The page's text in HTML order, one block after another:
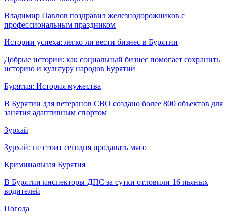
Владимир Павлов поздравил железнодорожников с
профессиональным праздником
Истории успеха: легко ли вести бизнес в Бурятии
Добрые истории: как социальный бизнес помогает сохранить
историю и культуру народов Бурятии
Бурятия: История мужества
В Бурятии для ветеранов СВО создано более 800 объектов для
занятия адаптивным спортом
Зурхай
Зурхай: не стоит сегодня продавать мясо
Криминальная Бурятия
В Бурятии инспекторы ДПС за сутки отловили 16 пьяных
водителей
Погода